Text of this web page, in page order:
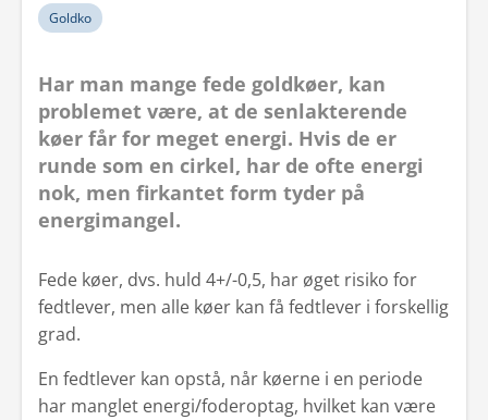
Goldko
Har man mange fede goldkøer, kan
problemet være, at de senlakterende
køer får for meget energi. Hvis de er
runde som en cirkel, har de ofte energi
nok, men firkantet form tyder på
energimangel.
Fede køer, dvs. huld 4+/-0,5, har øget risiko for
fedtlever, men alle køer kan få fedtlever i forskellig
grad.
En fedtlever kan opstå, når køerne i en periode
har manglet energi/foderoptag, hvilket kan være